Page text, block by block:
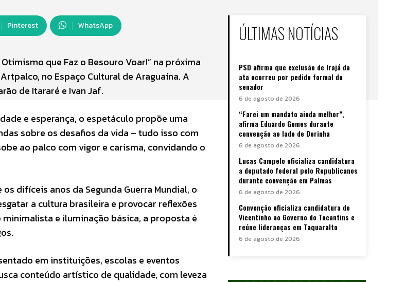
Pinterest WhatsApp
que Faz o Besouro Voar!” na próxima
no Espaço Cultural de Araguaína. A
de Itararé e Ivan Jaf.
e esperança, o espetáculo propõe uma
sobre os desafios da vida – tudo isso com
ao palco com vigor e carisma, convidando o
difíceis anos da Segunda Guerra Mundial, o
a cultura brasileira e provocar reflexões
e iluminação básica, a proposta é
em instituições, escolas e eventos
conteúdo artístico de qualidade, com leveza
ÚLTIMAS NOTÍCIAS
PSD afirma que exclusão de Irajá da
ata ocorreu por pedido formal do
senador
6 de agosto de 2026
“Farei um mandato ainda melhor”,
afirma Eduardo Gomes durante
convenção ao lado de Dorinha
6 de agosto de 2026
Lucas Campelo oficializa candidatura
a deputado federal pelo Republicanos
durante convenção em Palmas
6 de agosto de 2026
Convenção oficializa candidatura de
Vicentinho ao Governo do Tocantins e
reúne lideranças em Taquaralto
6 de agosto de 2026